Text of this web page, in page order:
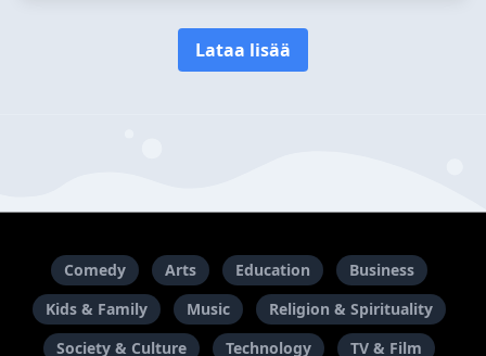
Lataa lisää
Comedy Arts Education
Business
Kids & Family
Music
Religion & Spirituality
Society & Culture
Technology TV & Film